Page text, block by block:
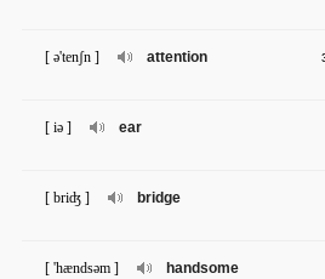
attention
[ ə'tenʃn ]
ear
[ iə ]
bridge
[ briʤ ]
handsome
[ 'hændsəm ]